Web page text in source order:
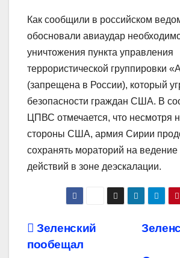
Как сообщили в российском
обосновали авиаудар
уничтожения пункта управления
террористической группировки
(запрещена в России), который
безопасности граждан США. В
ЦПВС отмечается, что несмотря
стороны США, армия Сирии
сохранять мораторий на
действий в зоне деэскалации.
Навигация
Зеленский
пообещал